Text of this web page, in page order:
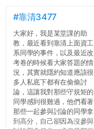
#靠清3477
大家好，我是某堂課的助
教，最近看到靠清上面資工
系同學的事件，以及最近改
考卷的時候看大家答題的情
況，其實就隱約知道應該很
多人私底下都有在偷偷討
論，這讓我對那些守規矩的
同學感到很難過，他們看著
那些一起參與討論的同學拿
到高分，自己卻因為沒參與